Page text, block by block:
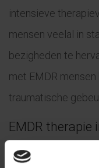
intensieve
mensen veelal in
bezigheden te
met EMDR
traumatische
EMDR therapie
Bent u woonachtig